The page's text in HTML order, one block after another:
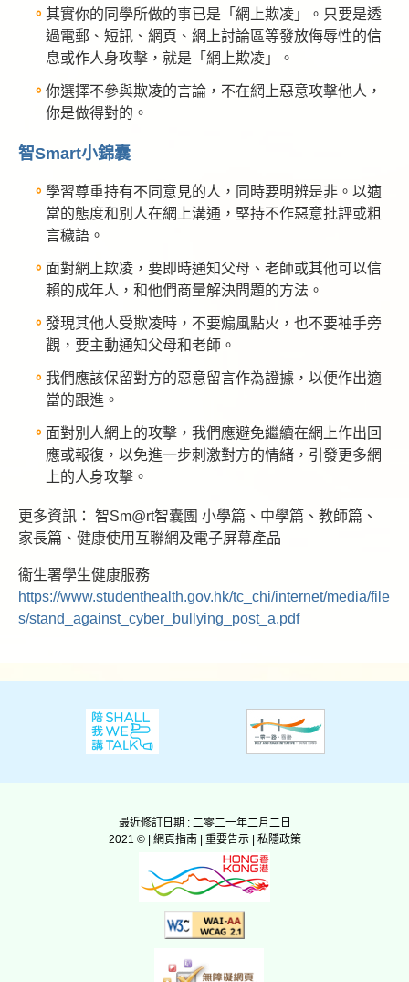
其實你的同學所做的事已是「網上欺凌」。只要是透
過電郵、短訊、網頁、網上討論區等發放侮辱性的信
息或作人身攻擊，就是「網上欺凌」。
你選擇不參與欺凌的言論，不在網上惡意攻擊他人，
你是做得對的。
智Smart小錦囊
學習尊重持有不同意見的人，同時要明辨是非。以適
當的態度和別人在網上溝通，堅持不作惡意批評或粗
言穢語。
面對網上欺凌，要即時通知父母、老師或其他可以信
賴的成年人，和他們商量解決問題的方法。
發現其他人受欺凌時，不要煽風點火，也不要袖手旁
觀，要主動通知父母和老師。
我們應該保留對方的惡意留言作為證據，以便作出適
當的跟進。
面對別人網上的攻擊，我們應避免繼續在網上作出回
應或報復，以免進一步刺激對方的情緒，引發更多網
上的人身攻擊。
更多資訊： 智Sm@rt智囊團 小學篇、中學篇、教師篇、
家長篇、健康使用互聯網及電子屏幕產品
衞生署學生健康服務
https://www.studenthealth.gov.hk/tc_chi/internet/media/file
s/stand_against_cyber_bullying_post_a.pdf
最近修訂日期 : 二零二一年二月二日
2021 © | 網頁指南 重要告示| 私隱政策